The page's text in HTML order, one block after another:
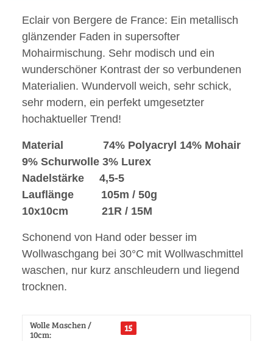
Eclair von Bergere de France: Ein metallisch
glänzender Faden in supersofter
Mohairmischung. Sehr modisch und ein
wunderschöner Kontrast der so verbundenen
Materialien. Wundervoll weich, sehr schick,
sehr modern, ein perfekt umgesetzter
hochaktueller Trend!
Material 74% Polyacryl 14% Mohair
9% Schurwolle 3% Lurex
Nadelstärke 4,5-5
Lauflänge 105m / 50g
10x10cm 21R / 15M
Schonend von Hand oder besser im
Wollwaschgang bei 30°C mit Wollwaschmittel
waschen, nur kurz anschleudern und liegend
trocknen.
Wolle Maschen /
10cm:
15